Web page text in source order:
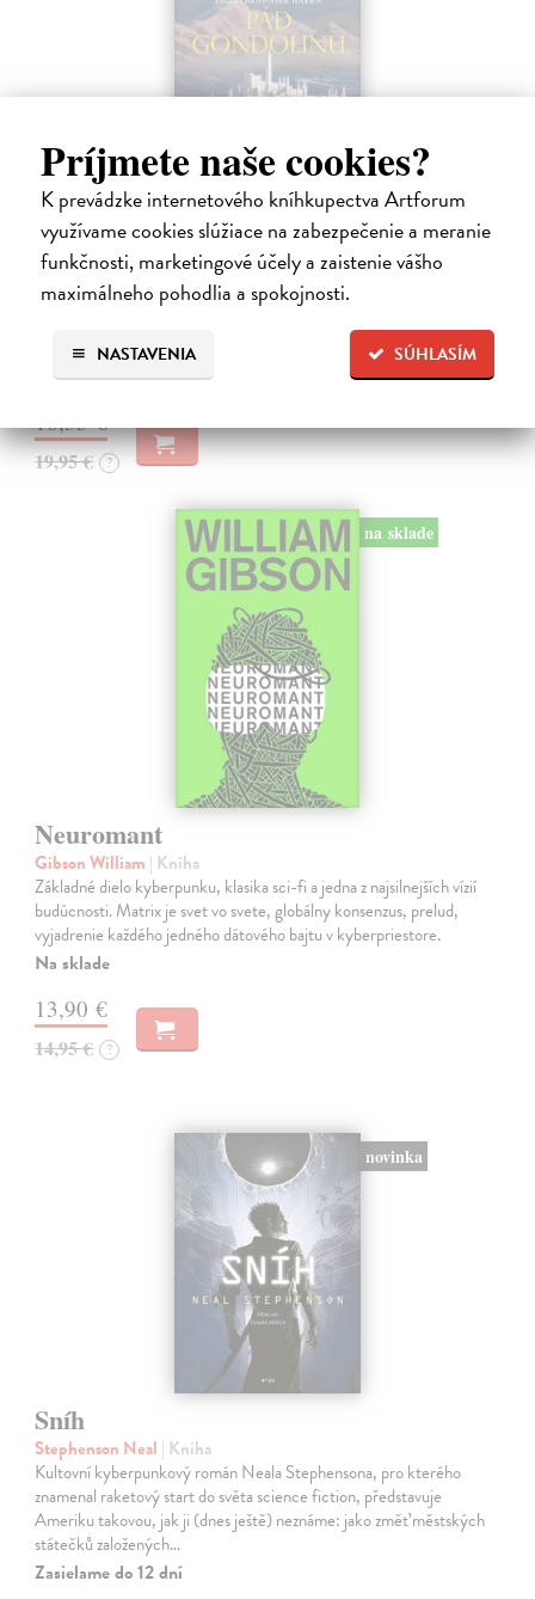
Príjmete naše cookies?
K prevádzke internetového kníhkupectva Artforum
využívame cookies slúžiace na zabezpečenie a meranie
funkčnosti, marketingové účely a zaistenie vášho
maximálneho pohodlia a spokojnosti.
SÚHLASÍM
NASTAVENIA
Pád Gondolinu
Tolkien J.R.R.| Kniha
Legenda o páde Gondolinu hovorí o boji dvoch najväčších mocností
sveta. Zlo predstavuje Morgoth, najhorší zo všetkých, vodca
obrovských armád, ktoré riadi zo svojej železnej pevnosti.
Na sklade
18,55 €
19,95 € ?
na sklade
Neuromant
Gibson William | Kniha
Základné dielo kyberpunku, klasika sci-fi a jedna z najsilnejších vízií
budúcnosti. Matrix je svet vo svete, globálny konsenzus, prelud,
vyjadrenie každého jedného dátového bajtu v kyberpriestore.
Na sklade
13,90 €
14,95 € ?
novinka
Sníh
Stephenson Neal | Kniha
Kultovní kyberpunkový román Neala Stephensona, pro kterého
znamenal raketový start do světa science fiction, představuje
Ameriku takovou, jak ji (dnes ještě) neznáme: jako změť městských
státečků založených…
Zasielame do 12 dní